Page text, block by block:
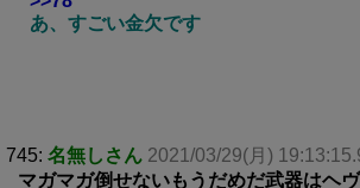
あ、すごい金欠です
745: 名無しさん 2021/03/29(月)
マガマガ倒せないもうだめだ武器はヘ